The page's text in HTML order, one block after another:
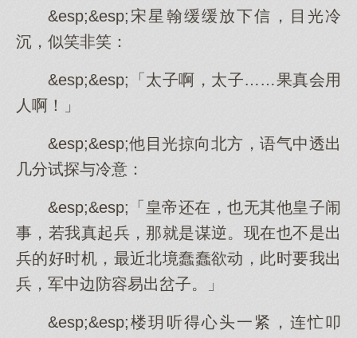
&esp;&esp;宋星翰缓缓放下信，目光冷
沉，似笑非笑：
&esp;&esp;「太子啊，太子……果真会用
人啊！」
&esp;&esp;他目光掠向北方，语气中透出
几分试探与冷意：
&esp;&esp;「皇帝还在，也无其他皇子闹
事，若我真起兵，那就是谋逆。现在也不是出
兵的好时机，最近北境蠢蠢欲动，此时要我出
兵，军中边防容易出岔子。」
&esp;&esp;楼玥听得心头一紧，连忙叩